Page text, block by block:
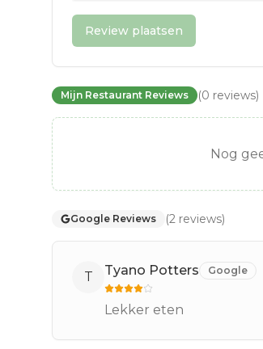
Review plaatsen
Mijn Restaurant Reviews (0 reviews)
Nog
Google Reviews (2 reviews)
T Tyano Potters Google
Lekker eten